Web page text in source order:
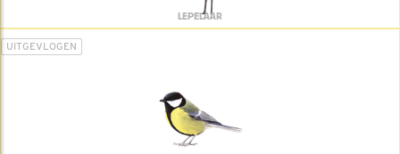
LEPELAAR
UITGEVLOGEN